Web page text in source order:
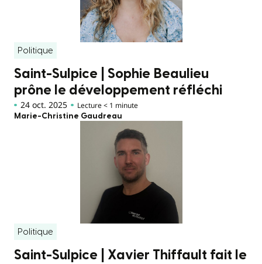
Politique
Saint-Sulpice | Sophie Beaulieu
prône le développement réfléchi
24 oct. 2025 Lecture < 1 minute
Marie-Christine Gaudreau
Politique
Saint-Sulpice | Xavier Thiffault fait le